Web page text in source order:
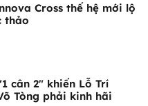
Cross thế hệ mới lộ
thảo
cân 2" khiến Lỗ Trí
Tòng phải kinh hãi